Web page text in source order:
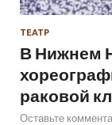
ТЕАТР
В Нижнем
раковой
Оставьте